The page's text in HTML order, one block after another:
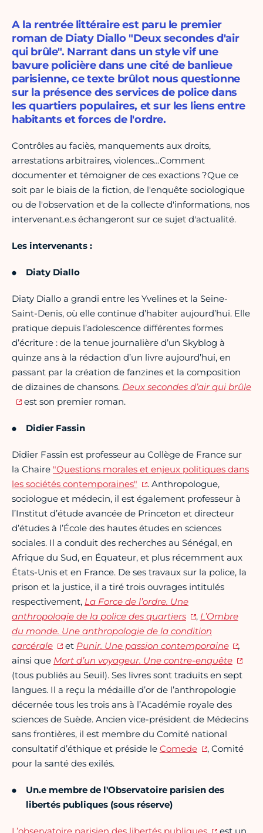
A la rentrée littéraire est paru le premier
roman de Diaty Diallo "Deux secondes d'air
qui brûle". Narrant dans un style vif une
bavure policière dans une cité de banlieue
parisienne, ce texte brûlot nous questionne
sur la présence des services de police dans
les quartiers populaires, et sur les liens entre
habitants et forces de l'ordre.
Contrôles au faciès, manquements aux droits,
arrestations arbitraires, violences…Comment
documenter et témoigner de ces exactions ?Que ce
soit par le biais de la fiction, de l'enquête sociologique
ou de l'observation et de la collecte d'informations, nos
intervenant.e.s échangeront sur ce sujet d'actualité.
Les intervenants :
Diaty Diallo
Diaty Diallo a grandi entre les Yvelines et la Seine-
Saint-Denis, où elle continue d’habiter aujourd’hui. Elle
pratique depuis l’adolescence différentes formes
d’écriture : de la tenue journalière d’un Skyblog à
quinze ans à la rédaction d’un livre aujourd’hui, en
passant par la création de fanzines et la composition
de dizaines de chansons. Deux secondes d’air qui brûle
est son premier roman.
Didier Fassin
Didier Fassin est professeur au Collège de France sur
la Chaire "Questions morales et enjeux politiques dans
les sociétés contemporaines"
. Anthropologue,
sociologue et médecin, il est également professeur à
l’Institut d’étude avancée de Princeton et directeur
d’études à l’École des hautes études en sciences
sociales. Il a conduit des recherches au Sénégal, en
Afrique du Sud, en Équateur, et plus récemment aux
États-Unis et en France. De ses travaux sur la police, la
prison et la justice, il a tiré trois ouvrages intitulés
respectivement, La Force de l’ordre. Une
anthropologie de la police des quartiers
, L’Ombre
du monde. Une anthropologie de la condition
carcérale
et Punir. Une passion contemporaine
,
ainsi que Mort d’un voyageur. Une contre-enquête
(tous publiés au Seuil). Ses livres sont traduits en sept
langues. Il a reçu la médaille d’or de l’anthropologie
décernée tous les trois ans à l’Académie royale des
sciences de Suède. Ancien vice-président de Médecins
sans frontières, il est membre du Comité national
consultatif d’éthique et préside le Comede
, Comité
pour la santé des exilés.
Un.e membre de l'Observatoire parisien des
libertés publiques (sous réserve)